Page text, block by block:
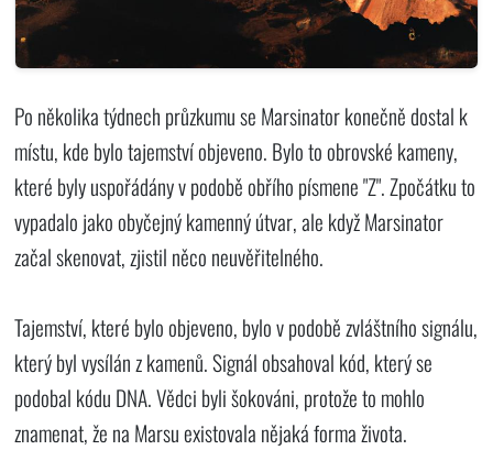
Po několika týdnech průzkumu se Marsinator konečně dostal k
místu, kde bylo tajemství objeveno. Bylo to obrovské kameny,
které byly uspořádány v podobě obřího písmene "Z". Zpočátku to
vypadalo jako obyčejný kamenný útvar, ale když Marsinator
začal skenovat, zjistil něco neuvěřitelného.
Tajemství, které bylo objeveno, bylo v podobě zvláštního signálu,
který byl vysílán z kamenů. Signál obsahoval kód, který se
podobal kódu DNA. Vědci byli šokováni, protože to mohlo
znamenat, že na Marsu existovala nějaká forma života.